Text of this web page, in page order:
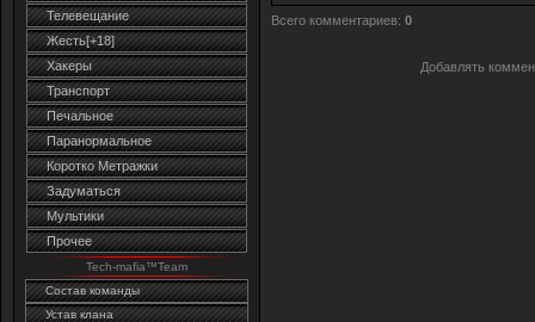
Телевещание
Жесть[+18]
Хакеры
Транспорт
Печальное
Паранормальное
Коротко Метражки
Задуматься
Мультики
Прочее
Tech-mafia™Team
Состав команды
Устав клана
Всего комментариев: 0
Добавлять